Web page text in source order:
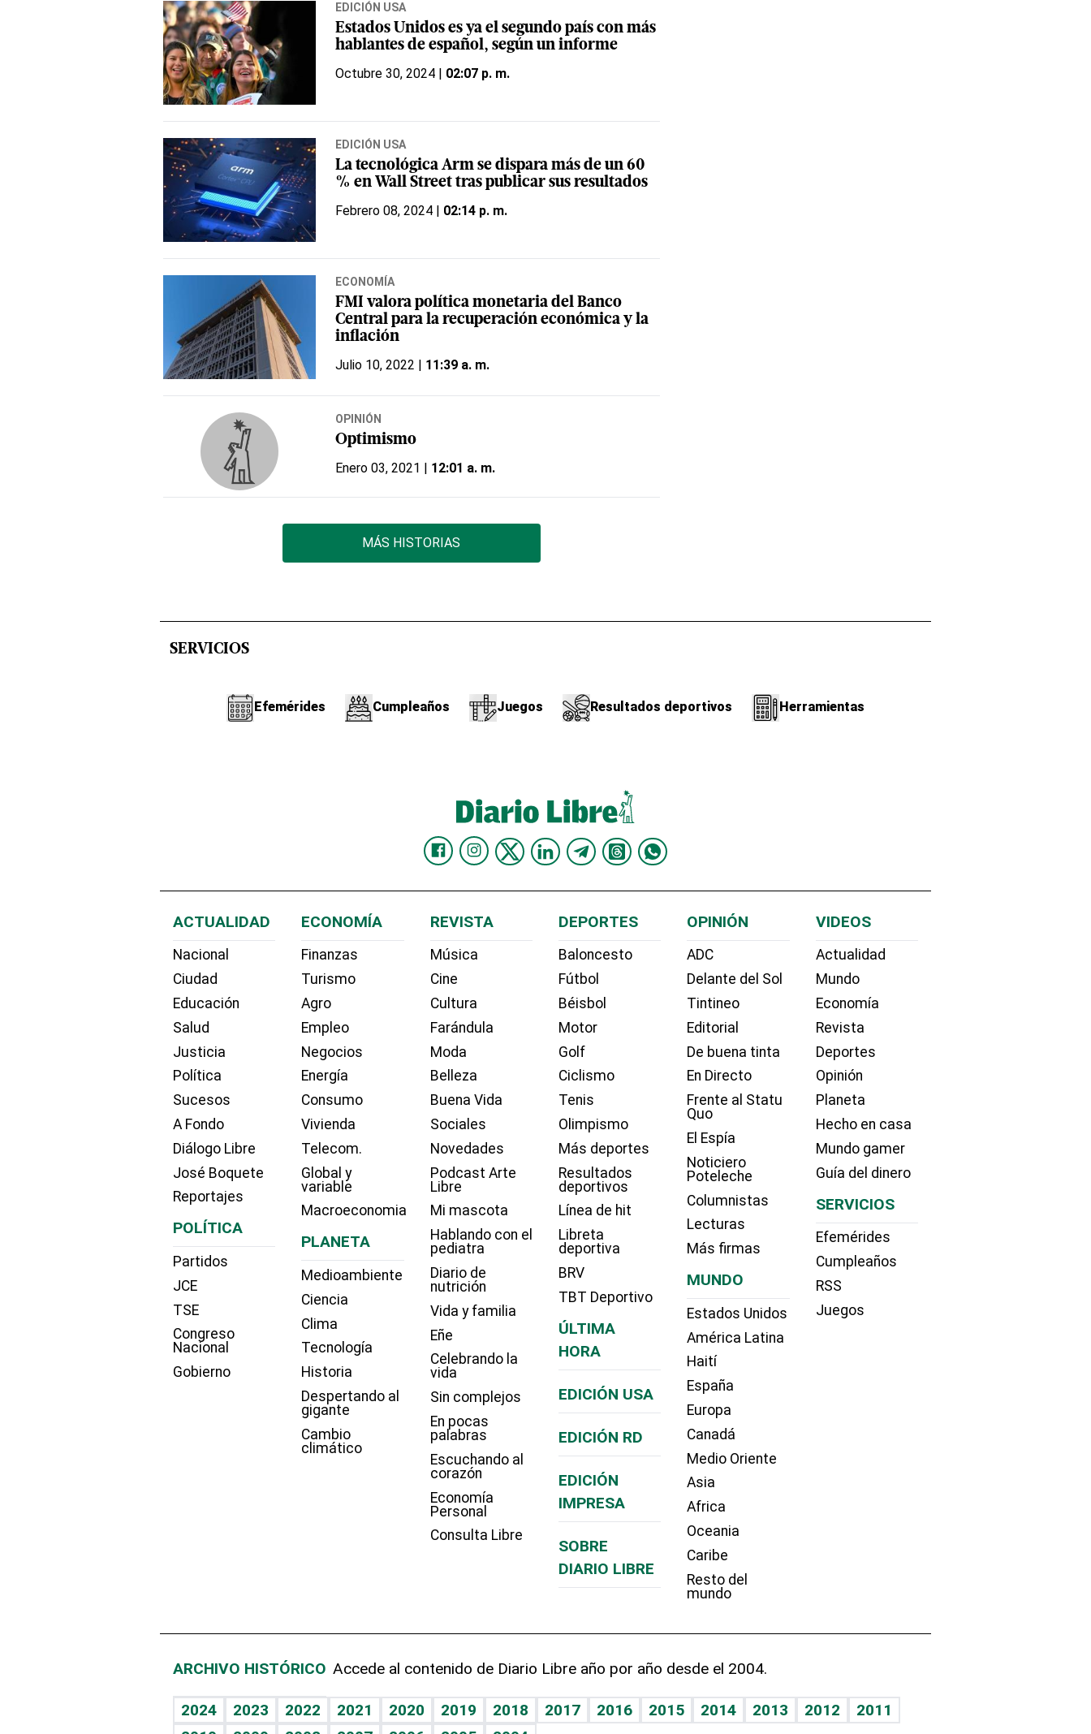
EDICIÓN USA
Estados Unidos es ya el segundo país con más
hablantes de español, según un informe
Octubre 30, 2024 | 02:07 p. m.
EDICIÓN USA
La tecnológica Arm se dispara más de un 60
% en Wall Street tras publicar sus resultados
Febrero 08, 2024 | 02:14 p. m.
ECONOMÍA
FMI valora política monetaria del Banco
Central para la recuperación económica y la
inflación
Julio 10, 2022 | 11:39 a. m.
OPINIÓN
Optimismo
Enero 03, 2021 | 12:01 a. m.
MÁS HISTORIAS
SERVICIOS
Efemérides Cumpleaños Juegos Resultados deportivos Herramientas
ACTUALIDAD
Nacional
Ciudad
Educación
Salud
Justicia
Política
Sucesos
A Fondo
Diálogo Libre
José Boquete
Reportajes
POLÍTICA
Partidos
JCE
TSE
Congreso
Nacional
Gobierno
ECONOMÍA
Finanzas
Turismo
Agro
Empleo
Negocios
Energía
Consumo
Vivienda
Telecom.
Global y
variable
Macroeconomia
PLANETA
Medioambiente
Ciencia
Clima
Tecnología
Historia
Despertando al
gigante
Cambio
climático
REVISTA
Música
Cine
Cultura
Farándula
Moda
Belleza
Buena Vida
Sociales
Novedades
Podcast Arte
Libre
Mi mascota
Hablando con el
pediatra
Diario de
nutrición
Vida y familia
Eñe
Celebrando la
vida
Sin complejos
En pocas
palabras
Escuchando al
corazón
Economía
Personal
Consulta Libre
DEPORTES
Baloncesto
Fútbol
Béisbol
Motor
Golf
Ciclismo
Tenis
Olimpismo
Más deportes
Resultados
deportivos
Línea de hit
Libreta
deportiva
BRV
TBT Deportivo
ÚLTIMA
HORA
EDICIÓN USA
EDICIÓN RD
EDICIÓN
IMPRESA
SOBRE
DIARIO LIBRE
OPINIÓN
ADC
Delante del Sol
Tintineo
Editorial
De buena tinta
En Directo
Frente al Statu
Quo
El Espía
Noticiero
Poteleche
Columnistas
Lecturas
Más firmas
MUNDO
Estados Unidos
América Latina
Haití
España
Europa
Canadá
Medio Oriente
Asia
Africa
Oceania
Caribe
Resto del
mundo
VIDEOS
Actualidad
Mundo
Economía
Revista
Deportes
Opinión
Planeta
Hecho en casa
Mundo gamer
Guía del dinero
SERVICIOS
Efemérides
Cumpleaños
RSS
Juegos
ARCHIVO HISTÓRICO Accede al contenido de Diario Libre año por año desde el 2004.
2024 2023 2022 2021 2020 2019 2018 2017 2016 2015 2014 2013 2012
2011